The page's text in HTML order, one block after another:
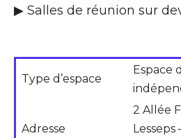
▶ Salles de réunion sur
Type d’espace
Espace
Adresse
2 Allée
Lesseps